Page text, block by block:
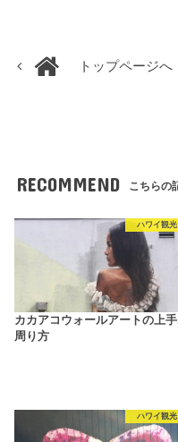
トップページへ
RECOMMEND こちらの
ハワイ観光
カカアコウォールアートの上
周り方
ハワイ観光